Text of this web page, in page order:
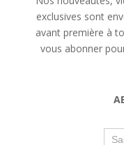
exclusives sont
avant première à
vous abonner